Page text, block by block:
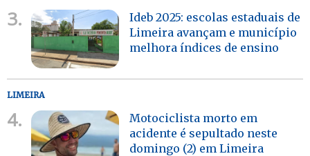
3.
Ideb 2025: escolas estaduais de
Limeira avançam e município
melhora índices de ensino
LIMEIRA
4.
Motociclista morto em
acidente é sepultado neste
domingo (2) em Limeira